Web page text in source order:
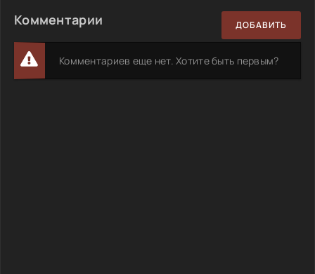
Комментарии ДОБАВИТЬ
Комментариев еще нет. Хотите быть первым?